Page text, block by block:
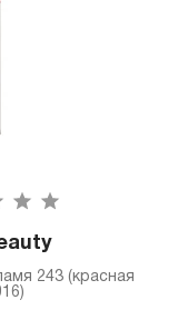
243 (красная